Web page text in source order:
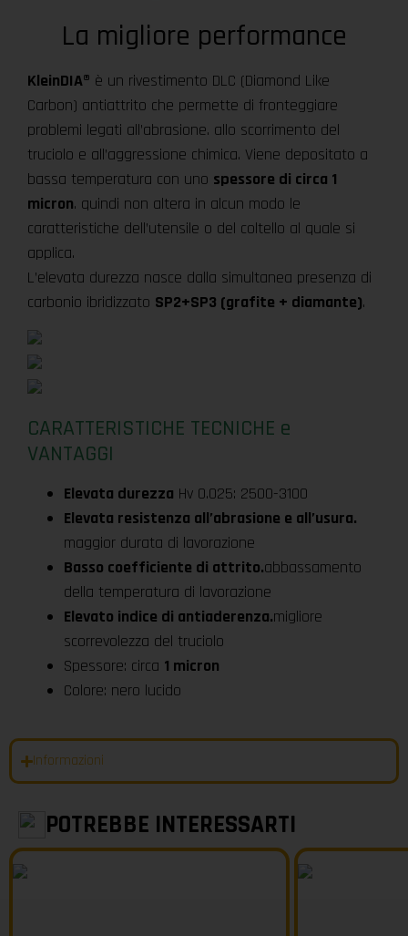
La migliore performance
KleinDIA® è un rivestimento DLC (Diamond Like
Carbon) antiattrito che permette di fronteggiare
problemi legati all’abrasione. allo scorrimento del
truciolo e all’aggressione chimica. Viene depositato a
bassa temperatura con uno spessore di circa 1
micron. quindi non altera in alcun modo le
caratteristiche dell’utensile o del coltello al quale si
applica.
L’elevata durezza nasce dalla simultanea presenza di
carbonio ibridizzato SP2+SP3 (grafite + diamante).
CARATTERISTICHE TECNICHE e
VANTAGGI
Elevata durezza Hv 0.025: 2500-3100
Elevata resistenza all’abrasione e all’usura.
maggior durata di lavorazione
Basso coefficiente di attrito.abbassamento
della temperatura di lavorazione
Elevato indice di antiaderenza.migliore
scorrevolezza del truciolo
Spessore: circa 1 micron
Colore: nero lucido
Informazioni
POTREBBE INTERESSARTI